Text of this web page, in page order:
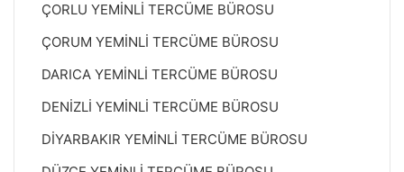
ÇORLU YEMİNLİ TERCÜME BÜROSU
ÇORUM YEMİNLİ TERCÜME BÜROSU
DARICA YEMİNLİ TERCÜME BÜROSU
DENİZLİ YEMİNLİ TERCÜME BÜROSU
DİYARBAKIR YEMİNLİ TERCÜME BÜROSU